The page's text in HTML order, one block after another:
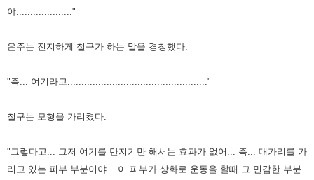
야...................."
은주는 진지하게 철구가 하는 말을 경청했다.
"즉... 여기라고.................................................."
철구는 모형을 가리켰다.
"그렇다고... 그저 여기를 만지기만 해서는 효과가 없어... 즉... 대가리를 가
리고 있는 피부 부분이야... 이 피부가 상화로 운동을 할때 그 민감한 부분